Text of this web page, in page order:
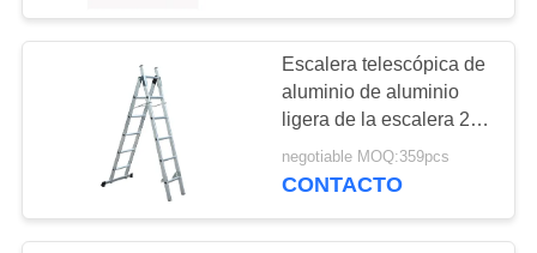
Escalera telescópica de
aluminio de aluminio
ligera de la escalera 2x6
del propósito multi
negotiable MOQ:359pcs
CONTACTO